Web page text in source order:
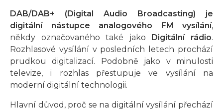
DAB/DAB+ (Digital Audio Broadcasting) je
digitální nástupce analogového FM vysílání,
někdy označovaného také jako Digitální rádio.
Rozhlasové vysílání v posledních letech prochází
prudkou digitalizací. Podobně jako v minulosti
televize, i rozhlas přestupuje ve vysílání na
moderní digitální technologii.
Hlavní důvod, proč se na digitální vysílání přechází